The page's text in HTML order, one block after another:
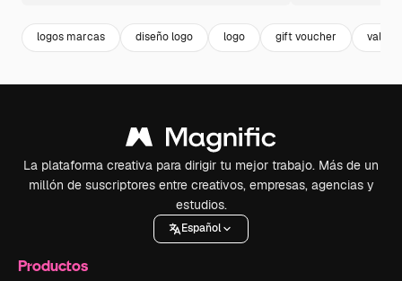
logos marcas diseño logo logo gift voucher vale
La plataforma creativa para dirigir tu mejor trabajo. Más de un
millón de suscriptores entre creativos, empresas, agencias y
estudios.
Español
Productos